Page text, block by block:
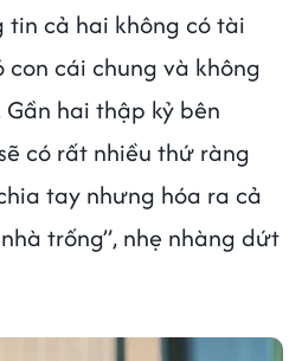
cả hai không có tài
con cái chung và không
hai thập kỷ bên
có rất nhiều thứ ràng
tay nhưng hóa ra cả
trống”, nhẹ nhàng dứt